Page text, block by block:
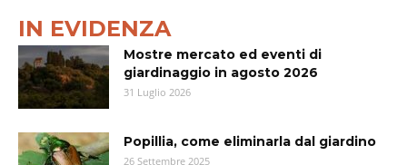
IN EVIDENZA
Mostre mercato ed eventi di
giardinaggio in agosto 2026
31 Luglio 2026
Popillia, come eliminarla dal giardino
26 Settembre 2025